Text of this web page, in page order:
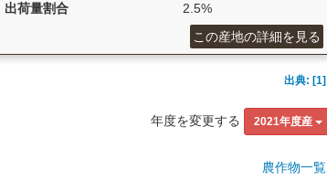
出荷量割合
2.5%
この産地の詳細を見る
出典: [1]
年度を変更する 2021年度産
農作物一覧